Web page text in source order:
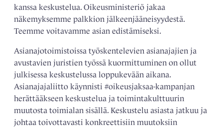
kanssa keskustelua. Oikeusministeriö jakaa
näkemyksemme palkkion jälkeenjääneisyydestä.
Teemme voitavamme asian edistämiseksi.
Asianajotoimistoissa työskentelevien asianajajien ja
avustavien juristien työssä kuormittuminen on ollut
julkisessa keskustelussa loppukevään aikana.
Asianajajaliitto käynnisti #oikeusjaksaa-kampanjan
herättääkseen keskustelua ja toimintakulttuurin
muutosta toimialan sisällä. Keskustelu asiasta jatkuu ja
johtaa toivottavasti konkreettisiin muutoksiin